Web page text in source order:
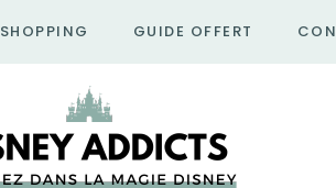
SHOPPING GUIDE OFFERT